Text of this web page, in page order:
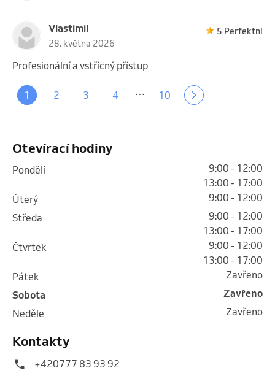
Vlastimil
28. května 2026
5 Perfektní
Profesionální a vstřícný přístup
1 2 3 4 … 10
Otevírací hodiny
pondělí
9:00 - 12:00
13:00 - 17:00
úterý
9:00 - 12:00
středa
9:00 - 12:00
13:00 - 17:00
čtvrtek
9:00 - 12:00
13:00 - 17:00
pátek
Zavřeno
sobota
Zavřeno
neděle
Zavřeno
Kontakty
+420777 83 93 92